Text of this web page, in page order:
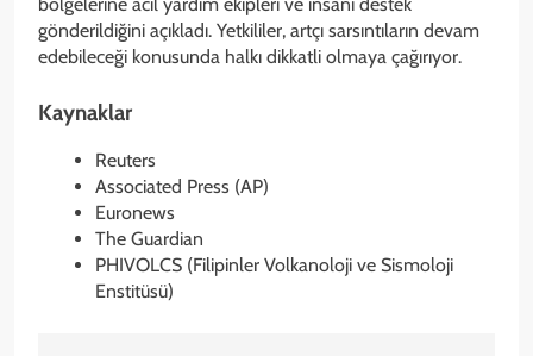
gönderildiğini açıkladı. Yetkililer, artçı sarsıntıların devam
edebileceği konusunda halkı dikkatli olmaya çağırıyor.
Kaynaklar
Reuters
Associated Press (AP)
Euronews
The Guardian
PHIVOLCS (Filipinler Volkanoloji ve Sismoloji
Enstitüsü)